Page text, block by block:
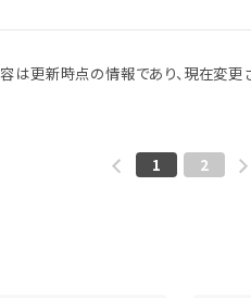
は更新時点の情報であり、現在変更
1 2